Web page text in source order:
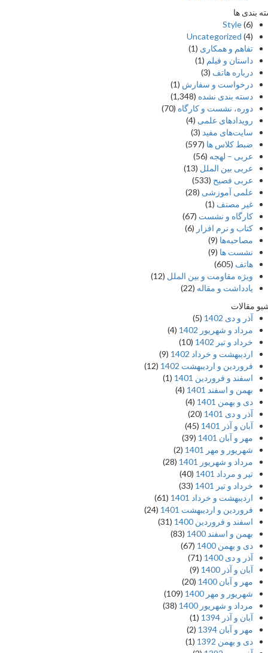
ها
Style(6)
Uncategorized(4)
تفاهم و همکاری (1)
داستان و فیلم(1)
درباره هاتف(3)
درخواست و سفارش(1)
دسته بندی نشده(1,348)
دوره، نشست و کارگاه(70)
رویدادهای علمی(4)
سایت‌های مفید(3)
ضبط کلاس ها (597)
عربی – لهجه(56)
عربی بین الملل(13)
عربی فصیح(533)
علمی آموزشی(28)
غير مصنف(1)
کارگاه و نشست(67)
کتاب و نرم افزار (6)
مصاحبه‌ها(9)
نشست ها (9)
هاتف(605)
ویژه مقاومت و بین الملل(12)
یادداشت‌ و مقاله(22)
مقالات
آذر و دی 1402
(5)
مرداد و شهریور 1402
(4)
خرداد و تیر 1402
(10)
اردیبهشت و خرداد 1402
(9)
فروردین و اردیبهشت 1402
(12)
اسفند و فروردین 1401
(1)
بهمن و اسفند 1401
(4)
دی و بهمن 1401
(4)
آذر و دی 1401
(20)
آبان و آذر 1401
(45)
مهر و آبان 1401
(39)
شهریور و مهر 1401
(2)
مرداد و شهریور 1401
(28)
تیر و مرداد 1401
(40)
خرداد و تیر 1401
(33)
اردیبهشت و خرداد 1401
(61)
فروردین و اردیبهشت 1401
(24)
اسفند و فروردین 1400
(31)
بهمن و اسفند 1400
(83)
دی و بهمن 1400
(67)
آذر و دی 1400
(71)
آبان و آذر 1400
(9)
مهر و آبان 1400
(20)
شهریور و مهر 1400
(109)
مرداد و شهریور 1400
(38)
آبان و آذر 1394
(1)
مهر و آبان 1394
(2)
دی و بهمن 1392
(1)